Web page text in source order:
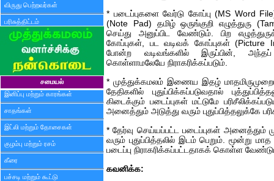
விருது பெற்றவர்கள்
பரிசுத்திட்டம்
சமையல்
இனிப்பு மற்றும் காரங்கள்
சாதங்கள்
இட்லி மற்றும் தோசைகள்
குழம்பு மற்றும் ரசம்
கீரை
பச்சடி மற்றும் கூட்டு
* படைப்புகளை வேர்டு கோப்பு (MS Word File)
(Note Pad) தமிழ் ஒருங்குறி எழுத்துரு
செய்து அனுப்பிட வேண்டும். பிற
கோப்புகள், பட வடிவக் கோப்புகள் (Picture
போன்ற வடிவங்களில் இருப்பின், அந்தப்
கொள்ளாமலேயே நிராகரிக்கப்படும்.
* முத்துக்கமலம் இணைய இதழ்
தேதிகளில் புதுப்பிக்கப்படுவதால்
கிடைக்கும் படைப்புகள் மட்டுமே
அனைத்தும் அடுத்து வரும் புதுப்பித்தலுக்கே
* தேர்வு செய்யப்பட்ட படைப்புகள்
வரும் புதுப்பித்தலில் இடம் பெறும். மூன்று
படைப்பு நிராகரிக்கப்பட்டதாகக் கொள்ள
கவனிக்க: